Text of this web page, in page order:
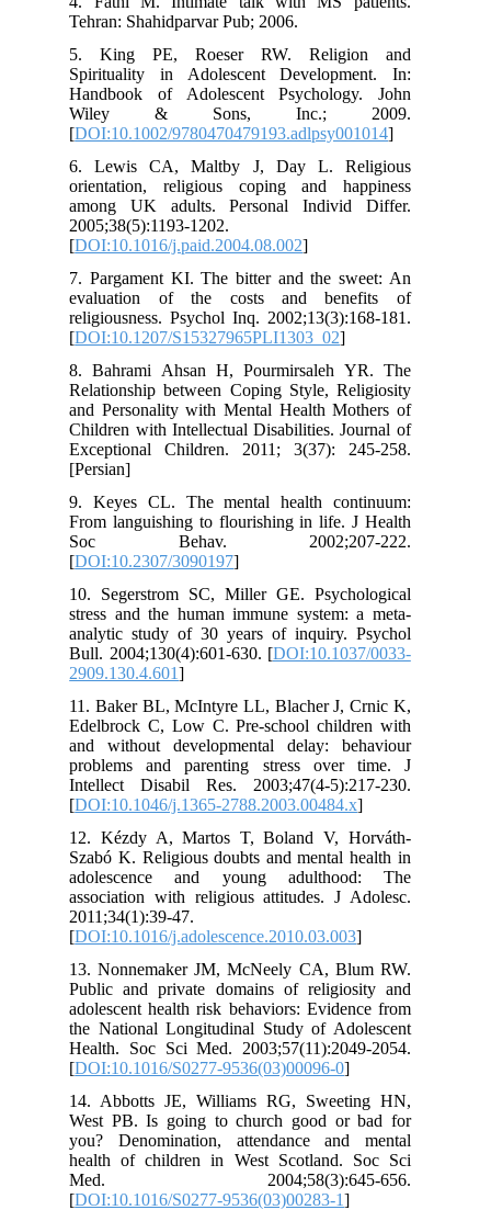
Tehran: Shahidparvar Pub; 2006.
5. King PE, Roeser RW. Religion and
Spirituality in Adolescent Development. In:
Handbook of Adolescent Psychology. John
Wiley & Sons, Inc.; 2009.
[DOI:10.1002/9780470479193.adlpsy001014
6. Lewis CA, Maltby J, Day L. Religious
orientation, religious coping and happiness
among UK adults. Personal Individ Differ.
2005;38(5):1193-1202.
[DOI:10.1016/j.paid.2004.08.002
7. Pargament KI. The bitter and the sweet: An
evaluation of the costs and benefits of
religiousness. Psychol Inq. 2002;13(3):168-181.
[DOI:10.1207/S15327965PLI1303_02
8. Bahrami Ahsan H, Pourmirsaleh YR. The
Relationship between Coping Style, Religiosity
and Personality with Mental Health Mothers of
Children with Intellectual Disabilities. Journal of
Exceptional Children. 2011; 3(37): 245-258.
[Persian]
9. Keyes CL. The mental health continuum:
From languishing to flourishing in life. J Health
Soc Behav. 2002;207-222.
[DOI:10.2307/3090197
10. Segerstrom SC, Miller GE. Psychological
stress and the human immune system: a meta-
analytic study of 30 years of inquiry. Psychol
Bull. 2004;130(4):601-630. [DOI:10.1037/0033-
2909.130.4.601
11. Baker BL, McIntyre LL, Blacher J, Crnic K,
Edelbrock C, Low C. Pre-school children with
and without developmental delay: behaviour
problems and parenting stress over time. J
Intellect Disabil Res. 2003;47(4-5):217-230.
[DOI:10.1046/j.1365-2788.2003.00484.x
12. Kézdy A, Martos T, Boland V, Horváth-
Szabó K. Religious doubts and mental health in
adolescence and young adulthood: The
association with religious attitudes. J Adolesc.
2011;34(1):39-47.
[DOI:10.1016/j.adolescence.2010.03.003
13. Nonnemaker JM, McNeely CA, Blum RW.
Public and private domains of religiosity and
adolescent health risk behaviors: Evidence from
the National Longitudinal Study of Adolescent
Health. Soc Sci Med. 2003;57(11):2049-2054.
[DOI:10.1016/S0277-9536(03)00096-0
14. Abbotts JE, Williams RG, Sweeting HN,
West PB. Is going to church good or bad for
you? Denomination, attendance and mental
health of children in West Scotland. Soc Sci
Med. 2004;58(3):645-656.
[DOI:10.1016/S0277-9536(03)00283-1